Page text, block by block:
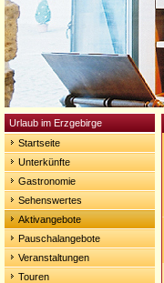
Urlaub im Erzgebirge
Startseite
Unterkünfte
Gastronomie
Sehenswertes
Aktivangebote
Pauschalangebote
Veranstaltungen
Touren